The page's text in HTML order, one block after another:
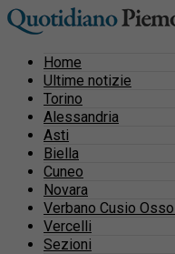
Home
Ultime notizie
Torino
Alessandria
Asti
Biella
Cuneo
Novara
Verbano Cusio
Vercelli
Sezioni